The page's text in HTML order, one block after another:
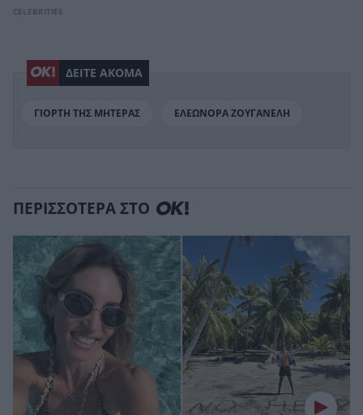
CELEBRITIES
ΔΕΙΤΕ ΑΚΟΜΑ
ΓΙΟΡΤΗ ΤΗΣ ΜΗΤΕΡΑΣ ΕΛΕΩΝΟΡΑ ΖΟΥΓΑΝΕΛΗ
ΠΕΡΙΣΣΟΤΕΡΑ ΣΤΟ